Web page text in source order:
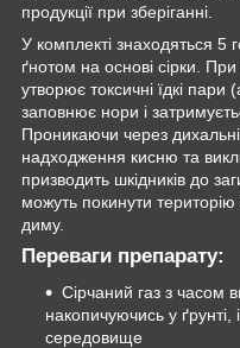
продукції при зберіганні.
У комплекті знаходяться 5
ґнотом на основі сірки.
утворює токсичні їдкі пари
заповнює нори і
Проникаючи через
надходження кисню та
призводить шкідників до
можуть покинути
диму.
Переваги препарату:
Сірчаний газ з часом
накопичуючись у
середовище